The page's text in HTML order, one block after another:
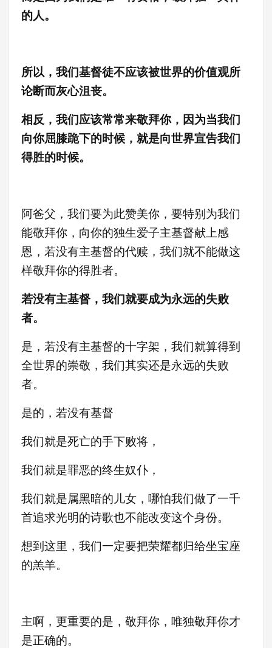
的人。
所以，我们基督徒不应该被世界的价值观所
论断而灰心沮丧。
相反，我们应该常常来敬拜你，因为当我们
向你屈膝跪下的时候，就是向世界宣告我们
得胜的时候。
阿爸父，我们要为此赞美你，要特别为我们
能敬拜你，向你的独生爱子主基督献上感
恩，若没有主基督的代赎，我们就不能做这
样敬拜你的得胜者。
若没有主基督，我们就要成为永远的失败
者。
是，若没有主基督的十字架，我们就算得到
全世界的崇敬，我们其实还是永远的失败
者。
是的，若没有基督
我们就是死亡的手下败将，
我们就是罪恶的终生奴仆，
我们就是属黑暗的儿女，哪怕我们做了一千
首追求光明的诗歌也不能改变这个身份。
想到这里，我们一定要把荣耀都归给坐宝座
的羔羊。
主啊，更重要的是，敬拜你，唯独敬拜你才
是正确的。